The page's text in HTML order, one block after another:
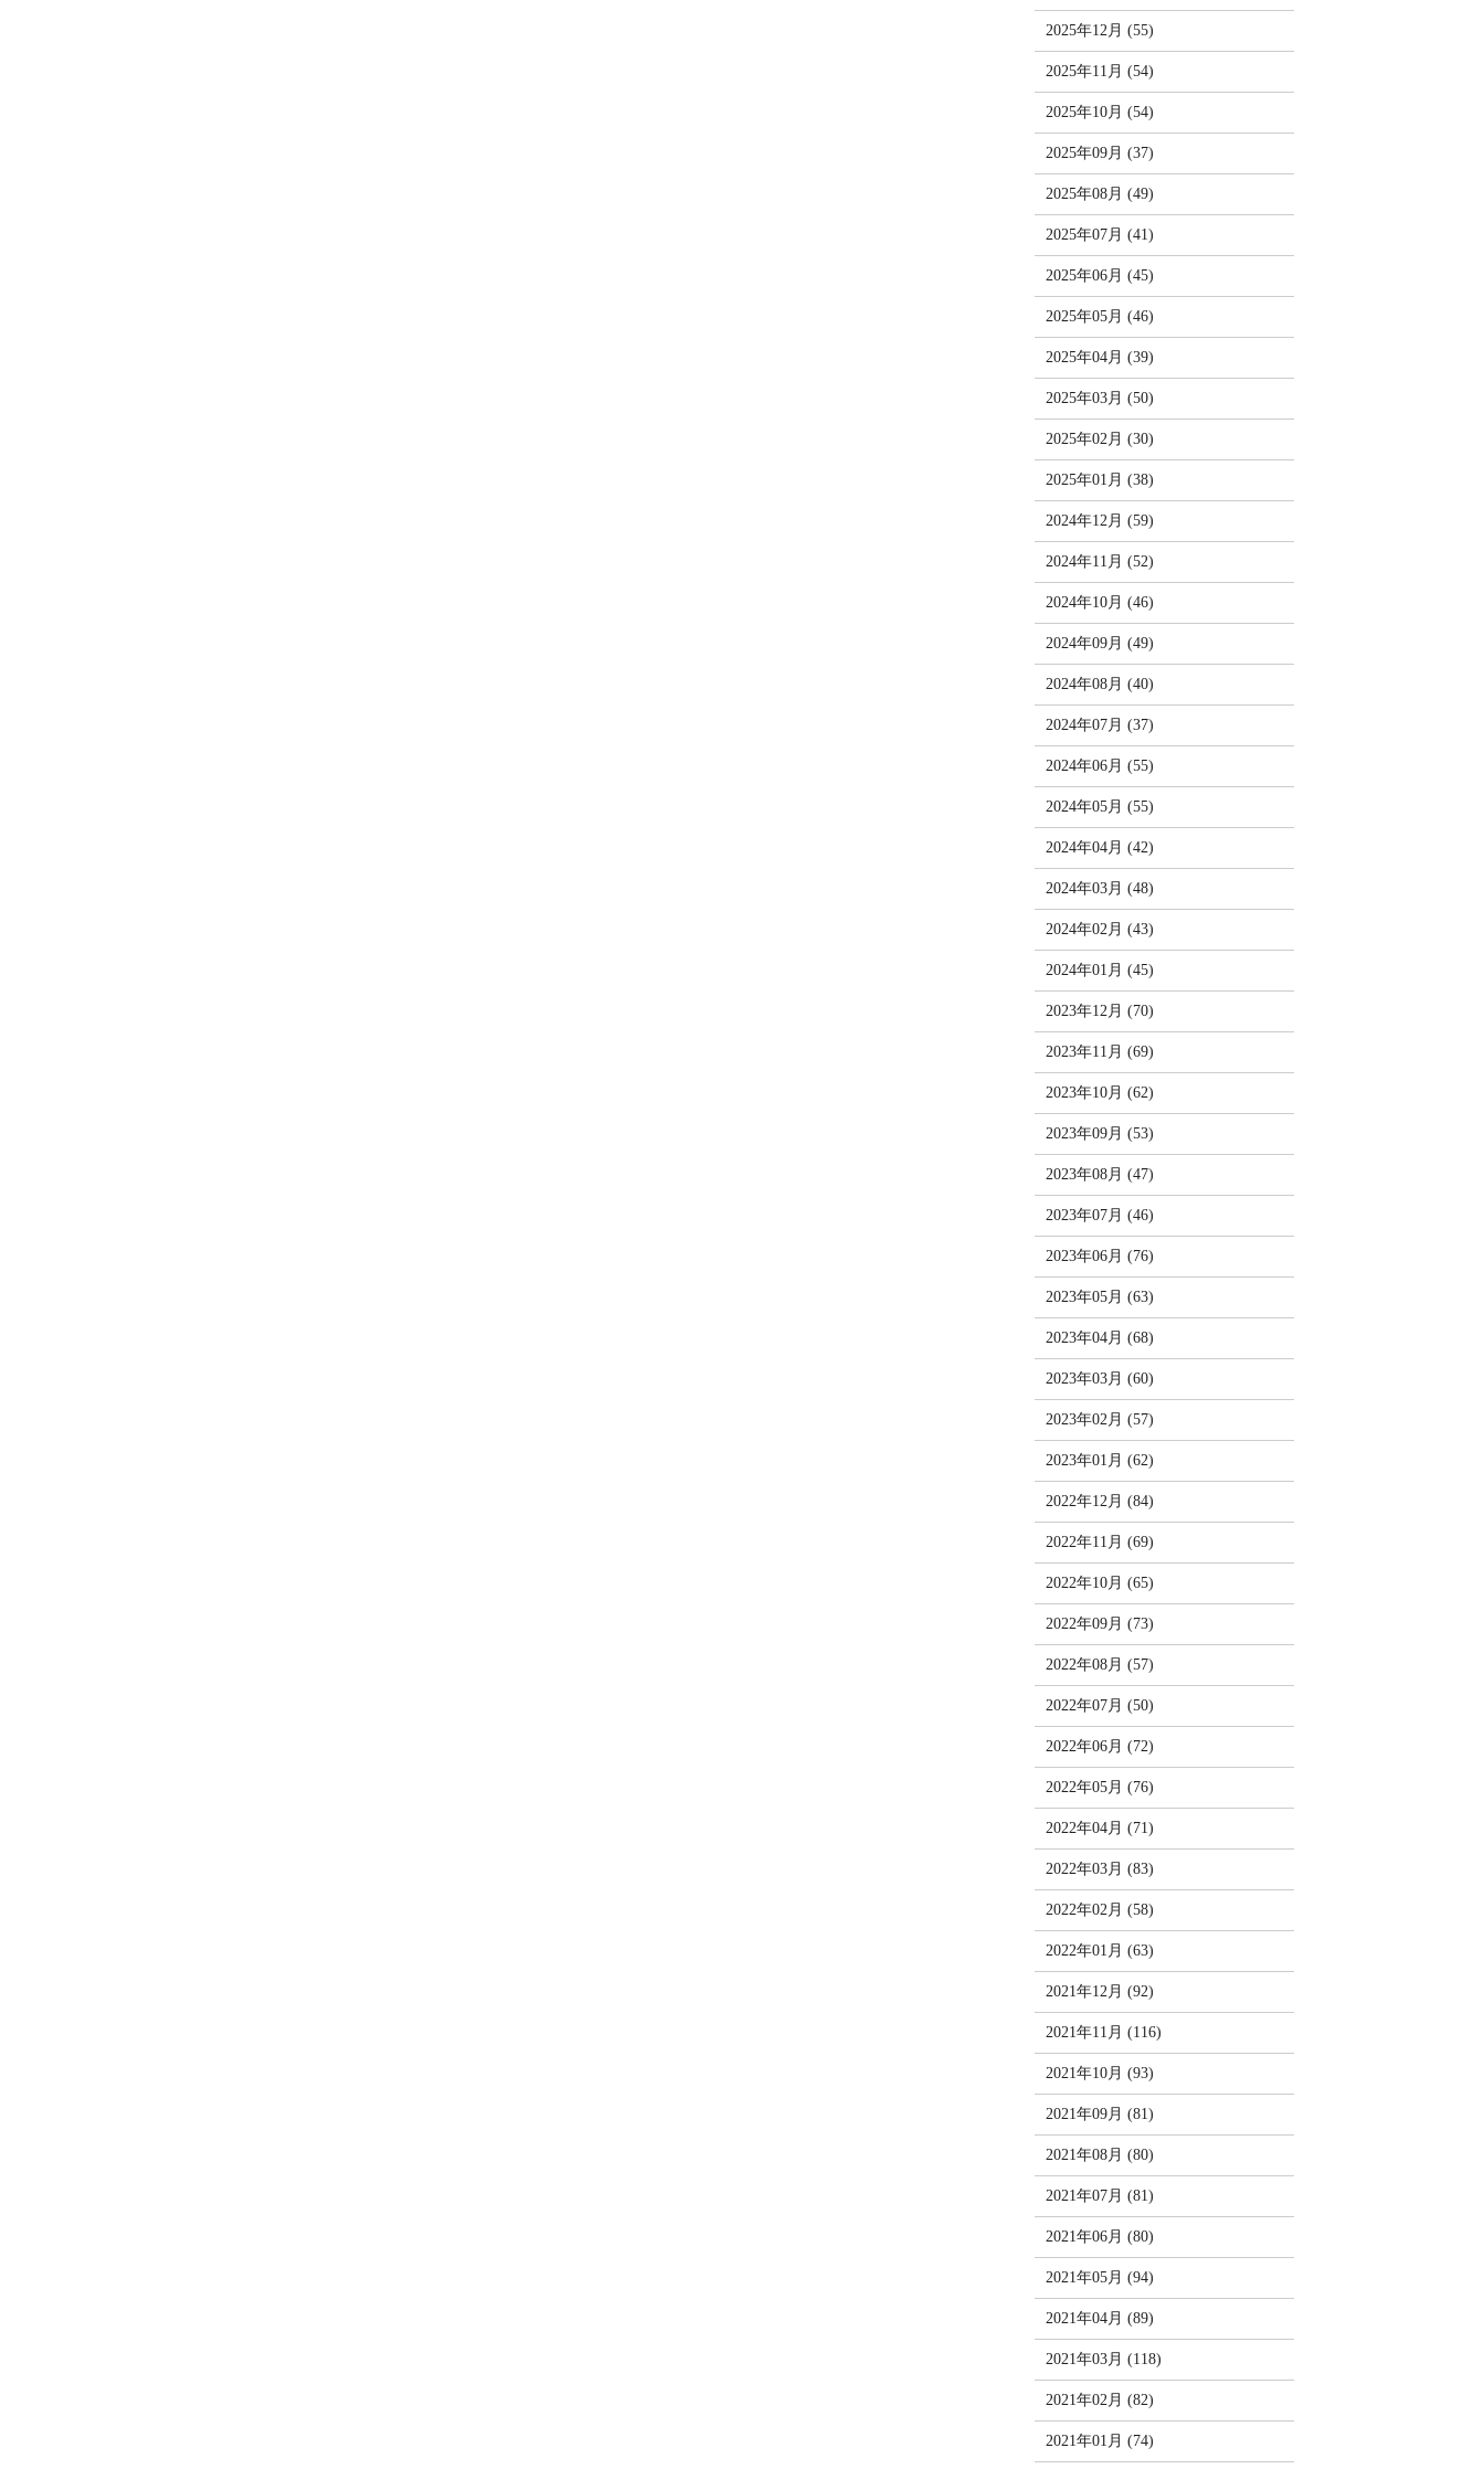
2025年12月 (55)
2025年11月 (54)
2025年10月 (54)
2025年09月 (37)
2025年08月 (49)
2025年07月 (41)
2025年06月 (45)
2025年05月 (46)
2025年04月 (39)
2025年03月 (50)
2025年02月 (30)
2025年01月 (38)
2024年12月 (59)
2024年11月 (52)
2024年10月 (46)
2024年09月 (49)
2024年08月 (40)
2024年07月 (37)
2024年06月 (55)
2024年05月 (55)
2024年04月 (42)
2024年03月 (48)
2024年02月 (43)
2024年01月 (45)
2023年12月 (70)
2023年11月 (69)
2023年10月 (62)
2023年09月 (53)
2023年08月 (47)
2023年07月 (46)
2023年06月 (76)
2023年05月 (63)
2023年04月 (68)
2023年03月 (60)
2023年02月 (57)
2023年01月 (62)
2022年12月 (84)
2022年11月 (69)
2022年10月 (65)
2022年09月 (73)
2022年08月 (57)
2022年07月 (50)
2022年06月 (72)
2022年05月 (76)
2022年04月 (71)
2022年03月 (83)
2022年02月 (58)
2022年01月 (63)
2021年12月 (92)
2021年11月 (116)
2021年10月 (93)
2021年09月 (81)
2021年08月 (80)
2021年07月 (81)
2021年06月 (80)
2021年05月 (94)
2021年04月 (89)
2021年03月 (118)
2021年02月 (82)
2021年01月 (74)